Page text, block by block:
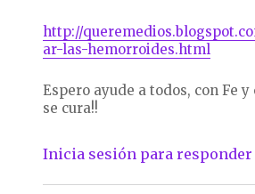
http://
ar-las-hemorroides.html
Espero ayude a todos, con Fe
se cura!!
Inicia sesión para responder